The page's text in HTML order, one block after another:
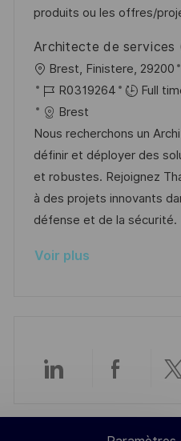
s
t
e
c
e
d
u
p
o
s
t
e
produits ou les offres/
Architecte de services
o
c
a
l
i
s
a
Brest, Finistere, 29200
R
é
f
é
r
e
n
e
s
e
R0319264 Full
Brest
Nous recherchons un
définir et déployer des
et robustes. Rejoignez
à des projets innovants
défense et de la sécurité.
Voir plus
Partager
via
via